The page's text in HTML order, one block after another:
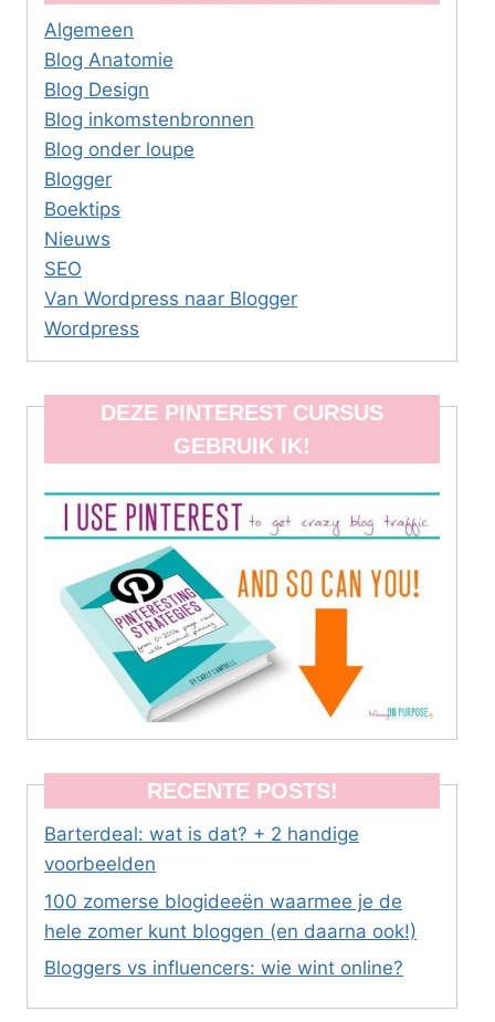
Algemeen
Blog Anatomie
Blog Design
Blog inkomstenbronnen
Blog onder loupe
Blogger
Boektips
Nieuws
SEO
Van Wordpress naar Blogger
Wordpress
DEZE PINTEREST CURSUS
GEBRUIK IK!
RECENTE POSTS!
Barterdeal: wat is dat? + 2 handige
voorbeelden
100 zomerse blogideeën waarmee je de
hele zomer kunt bloggen (en daarna ook!)
Bloggers vs influencers: wie wint online?